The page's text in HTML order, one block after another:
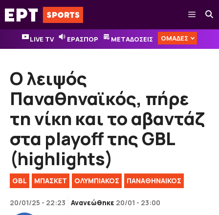
Μετάβαση
σε
περιεχόμενο
Μενού
LIVE TV ΕΡΑΣΠΟΡ ΜΕΤΑΔΟΣΕΙΣ ΟΜΑΔΕΣ
Ο λειψός
Παναθηναϊκός, πήρε
τη νίκη και το αβαντάζ
στα playoff της GBL
(highlights)
GBL ΜΠΑΣΚΕΤ ΟΛΥΜΠΙΑΚΟΣ ΠΑΝΑΘΗΝΑΙΚΟΣ
20/01/25 - 22:23 Ανανεώθηκε 20/01 - 23:00